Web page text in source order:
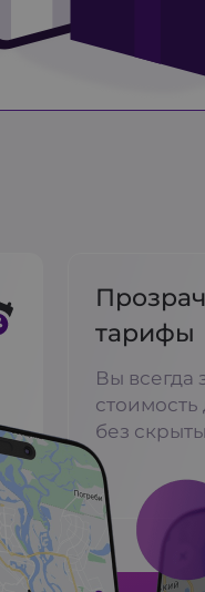
тарифы
Вы всегда
стоимость
без